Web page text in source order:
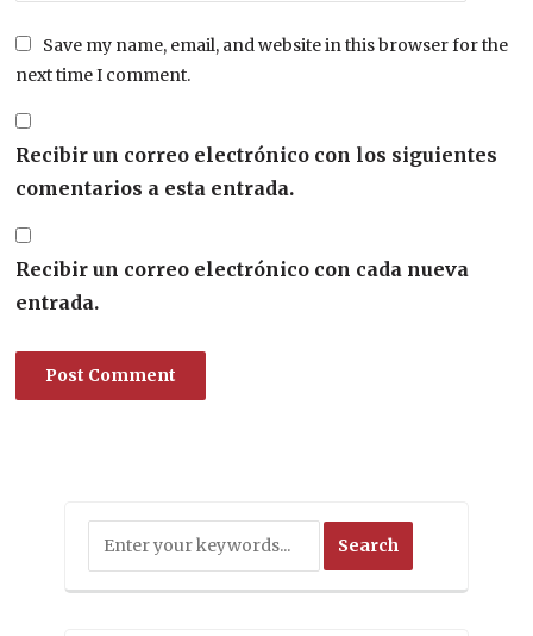
Save my name, email, and website in this browser for the
next time I comment.
Recibir un correo electrónico con los siguientes
comentarios a esta entrada.
Recibir un correo electrónico con cada nueva
entrada.